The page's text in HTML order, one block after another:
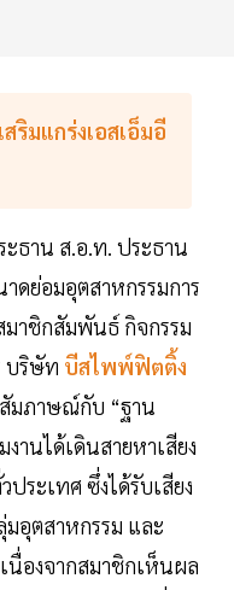
ริมแกร่งเอสเอ็มอี
ะธาน ส.อ.ท. ประธาน
ดย่อมอุตสาหกรรมการ
มาชิกสัมพันธ์ กิจกรรม
บริษัท บีสไพพ์ฟิตติ้ง
มภาษณ์กับ “ฐาน
านได้เดินสายหาเสียง
ระเทศ ซึ่งได้รับเสียง
อุตสาหกรรม และ
นื่องจากสมาชิกเห็นผล